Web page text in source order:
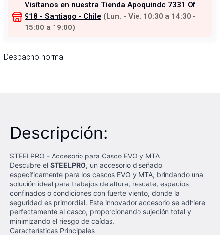
Visítanos en nuestra Tienda Apoquindo 7331 Of
918 - Santiago - Chile (Lun. - Vie. 10:30 a 14:30 -
15:00 a 19:00)
Despacho normal
Descripción:
STEELPRO - Accesorio para Casco EVO y MTA
Descubre el STEELPRO, un accesorio diseñado
específicamente para los cascos EVO y MTA, brindando una
solución ideal para trabajos de altura, rescate, espacios
confinados o condiciones con fuerte viento, donde la
seguridad es primordial. Este innovador accesorio se adhiere
perfectamente al casco, proporcionando sujeción total y
minimizando el riesgo de caídas.
Características Principales